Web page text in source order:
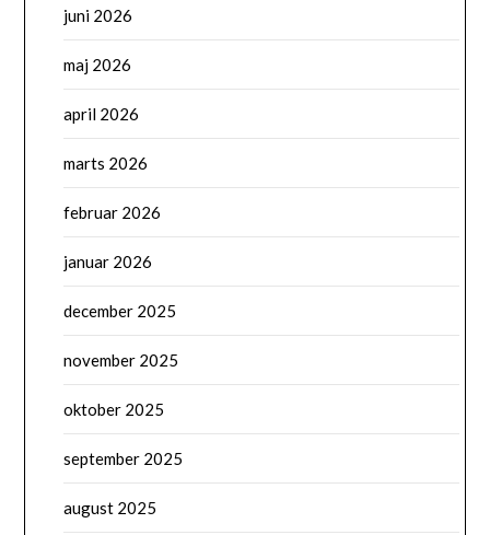
juni 2026
maj 2026
april 2026
marts 2026
februar 2026
januar 2026
december 2025
november 2025
oktober 2025
september 2025
august 2025